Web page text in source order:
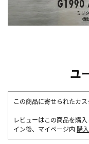
ユ
この商品に寄せられたカ
レビューはこの商品を購
イン後、マイページ内 購